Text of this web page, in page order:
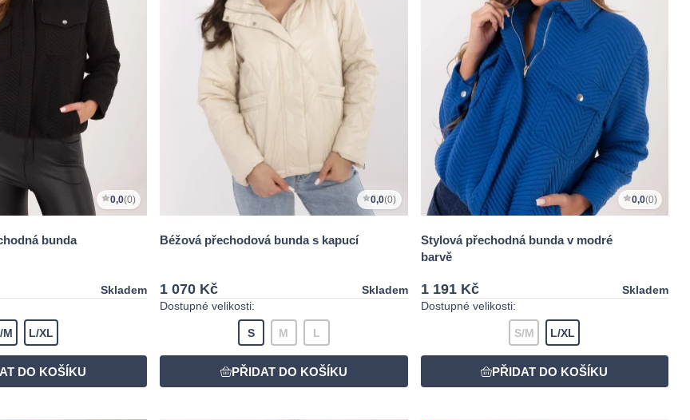
0,0(0)
bunda
Skladem
M L/XL
0,0(0)
Béžová přechodová bunda s kapucí
1 070 Kč
Skladem
Dostupné velikosti:
S M L
0,0(0)
Stylová přechodná bunda v modré
barvě
1 191 Kč
Skladem
Dostupné velikosti:
S/M L/XL